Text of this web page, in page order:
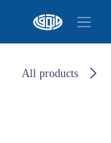
All products